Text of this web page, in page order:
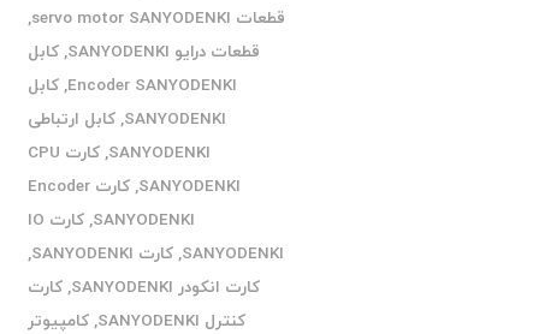
قطعات servo motor SANYODENKI
,
قطعات درایو SANYODENKI
,کابل
Encoder SANYODENKI
,کابل
SANYODENKI
,کابل ارتباطی
SANYODENKI
,
کارت CPU
SANYODENKI
,
کارت Encoder
SANYODENKI
,
کارت IO
SANYODENKI
,کارت SANYODENKI
,
کارت انکودر SANYODENKI
,کارت
کنترل SANYODENKI
,کامپیوتر